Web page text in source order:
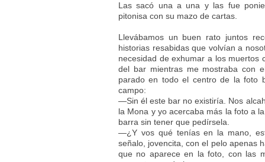
Las sacó una a una y las fue
pitonisa con su mazo de cartas.
Llevábamos un buen rato juntos
historias resabidas que volvían a
necesidad de exhumar a los muertos
del bar mientras me mostraba con
parado en todo el centro de la foto
campo:
—Sin él este bar no existiría. Nos
la Mona y yo acercaba más la foto a
barra sin tener que pedírsela.
—¿Y vos qué tenías en la mano,
señalo, jovencita, con el pelo apenas
que no aparece en la foto, con las